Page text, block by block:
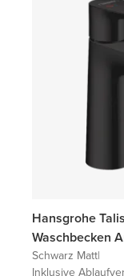
Hansgrohe
Waschbecken
Schwarz Matt|
Inklusive